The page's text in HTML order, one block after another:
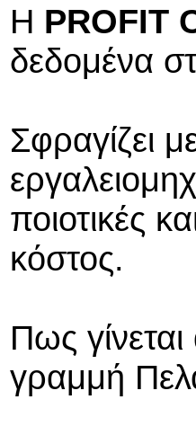
Η PROFIT
δεδομένα
Σφραγίζει
ποιοτικές
κόστος.
Πως
γραμμή